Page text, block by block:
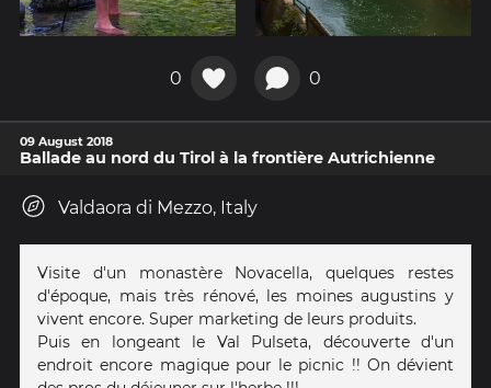
0 0
09 August 2018
Ballade au nord du Tirol à la frontière Autrichienne
Valdaora di Mezzo, Italy
Visite d'un monastère Novacella, quelques restes
d'époque, mais très rénové, les moines augustins y
vivent encore. Super marketing de leurs produits.
Puis en longeant le Val Pulseta, découverte d'un
endroit encore magique pour le picnic !! On dévient